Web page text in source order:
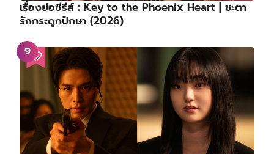
เรื่องย่อซีรีส์ : Key to the Phoenix Heart | ชะตา
รักกระดูกปักษา (2026)